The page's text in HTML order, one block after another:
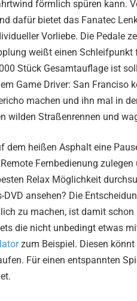
förmlich spüren kann.
dafür bietet das Fanatec
Vorliebe. Die Pedale
weißt einen
Stück Gesamtauflage ist
Game Driver: San Franciso
machen und ihn mal in
wilden Straßenrennen und
dem heißen Asphalt eine
Fernbedienung
Relax Möglichkeit
ansehen? Die
zu machen, ist damit schon
die nicht unbedingt etwas
zum Beispiel. Diesen
Für einen entspannten